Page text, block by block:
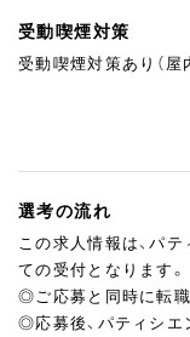
受動喫煙対策
受動喫煙対策あり（屋
選考の流れ
この求人情報は、パ
ての受付となります。
◎ご応募と同時に転職
◎応募後、パティシエ